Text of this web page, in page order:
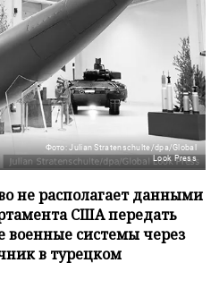
Фото: Julian Stratenschulte/dpa/Global
Look Press
не располагает данными
США передать
военные системы через
в турецком